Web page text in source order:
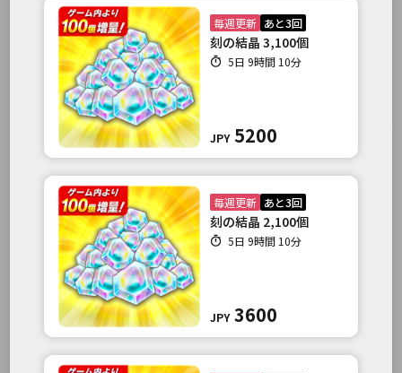
毎週更新 あと3回
刻の結晶 3,100個
5日 9時間 10分
JPY 5200
毎週更新 あと3回
刻の結晶 2,100個
5日 9時間 10分
JPY 3600